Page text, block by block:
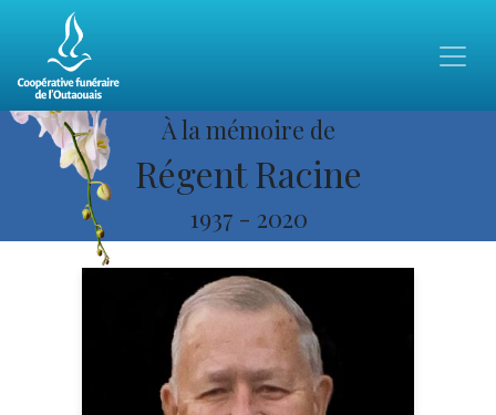
À la mémoire de
Régent Racine
1937 - 2020